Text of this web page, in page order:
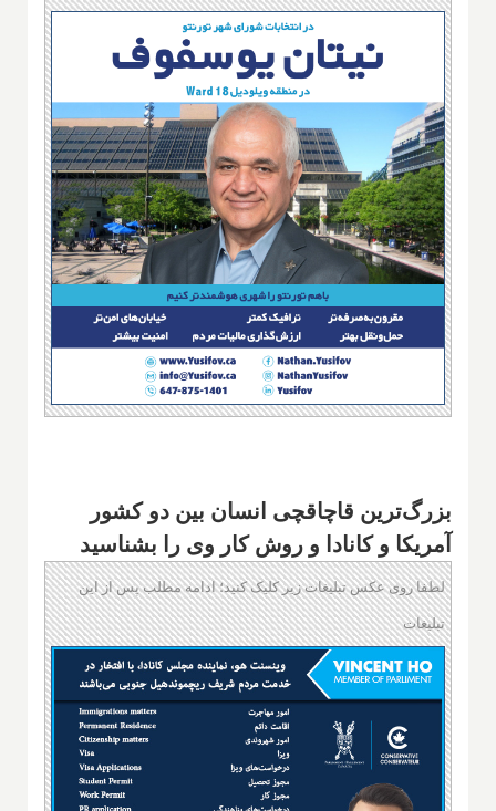
بزرگ‌ترین قاچاقچی انسان بین دو کشور
آمریکا و کانادا و روش کار وی را بشناسید
لطفا روی عکس تبلیغات زیر کلیک کنید؛ ادامه مطلب پس از این
تبلیغات